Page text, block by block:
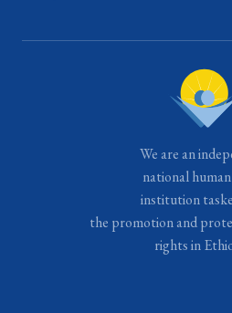
We are an
national
institution
the promotion and
rights in